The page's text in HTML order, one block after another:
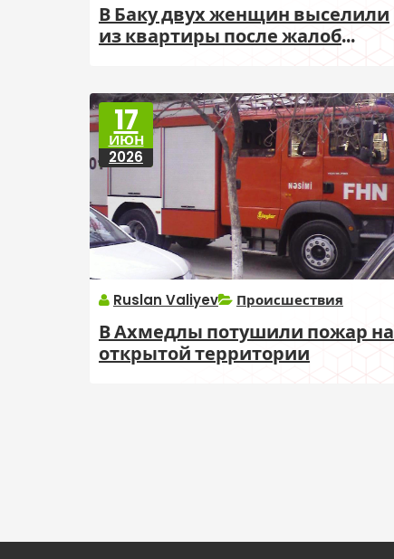
В Баку двух женщин выселили
из квартиры после жалоб
17
ИЮН
2026
Ruslan Valiyev Происшествия
В Ахмедлы потушили пожар на
открытой территории